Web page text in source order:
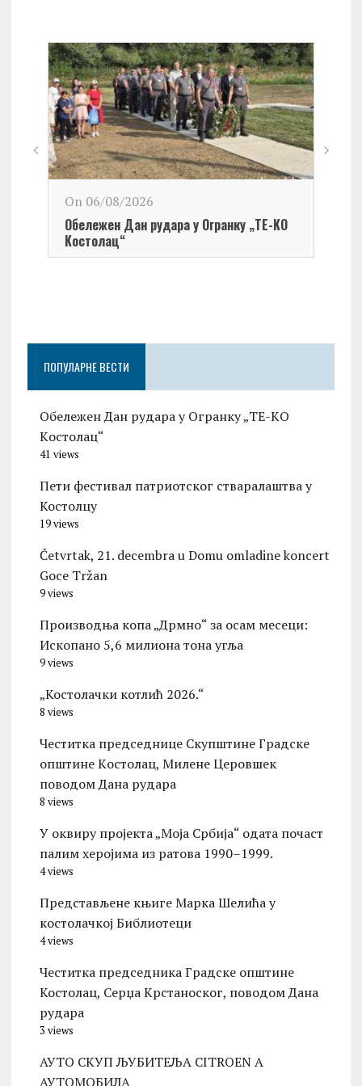
On 06/08/2026
Обележен Дан рудара у Огранку „ТЕ-KО
Kостолац“
ПОПУЛАРНЕ ВЕСТИ
Обележен Дан рудара у Огранку „ТЕ-KО
Kостолац“
41 views
Пети фестивал патриотског стваралаштва у
Костолцу
19 views
Četvrtak, 21. decembra u Domu omladine koncert
Goce Tržan
9 views
Производња копа „Дрмно“ за осам месеци:
Ископано 5,6 милиона тона угља
9 views
„Костолачки котлић 2026.“
8 views
Честитка председнице Скупштине Градске
општине Kостолац, Милене Церовшек
поводом Дана рудара
8 views
У оквиру пројекта „Моја Србија“ одата почаст
палим херојима из ратова 1990–1999.
4 views
Представљене књиге Марка Шелића у
костолачкој Библиотеци
4 views
Честитка председника Градске општине
Костолац, Серџа Крстаноског, поводом Дана
рудара
3 views
АУТО СКУП ЉУБИТЕЉА CITROEN А
АУТОМОБИЛА